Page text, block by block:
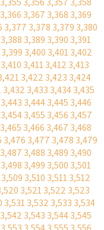
3,366 3,367 3,368 3,369
3,377 3,378 3,379 3,380
3,388 3,389 3,390 3,391
3,399 3,400 3,4013,402
3,410 3,4113,412 3,413
3,422 3,423 3,424
3,432 3,433 3,4343,435
3,443 3,4443,445 3,446
3,4543,455 3,456 3,457
3,465 3,466 3,467 3,468
3,476 3,477 3,478 3,479
3,487 3,488 3,489 3,490
3,498 3,499 3,500 3,501
3,509 3,510 3,5113,512
3,5213,522 3,523
3,5313,532 3,533 3,534
3,542 3,543 3,5443,545